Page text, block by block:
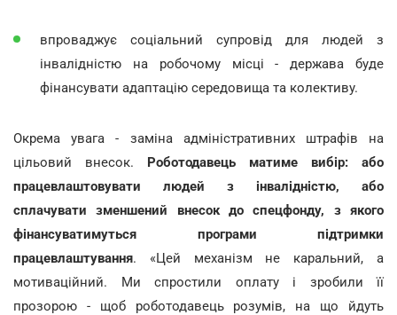
впроваджує соціальний супровід для людей з
інвалідністю на робочому місці - держава буде
фінансувати адаптацію середовища та колективу.
Окрема увага -
заміна адміністративних штрафів на
цільовий внесок. Роботодавець матиме вибір: або
працевлаштовувати людей з інвалідністю, або
сплачувати зменшений внесок до спецфонду, з якого
фінансуватимуться програми підтримки
працевлаштування. «Цей механізм не каральний, а
мотиваційний. Ми спростили оплату і зробили її
прозорою - щоб роботодавець розумів, на що йдуть